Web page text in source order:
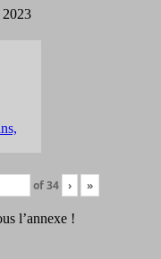
2023
of34 › »
l’annexe !